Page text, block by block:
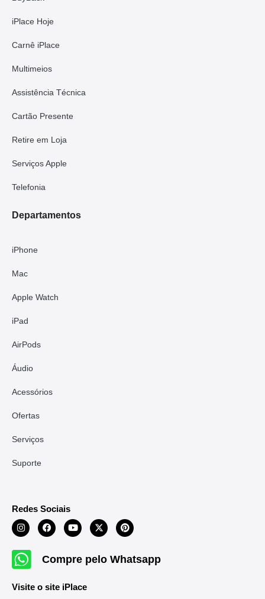
iPlace Hoje
Carnê iPlace
Multimeios
Assistência Técnica
Cartão Presente
Retire em Loja
Serviços Apple
Telefonia
Departamentos
iPhone
Mac
Apple Watch
iPad
AirPods
Áudio
Acessórios
Ofertas
Serviços
Suporte
Redes Sociais
Compre pelo Whatsapp
Visite o site iPlace